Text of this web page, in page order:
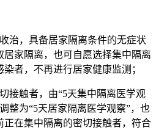
治，具备居家隔离条件的无症状
家隔离，也可自愿选择集中隔离
者，不再进行居家健康监测；
接触者，由“5天集中隔离医学观
整为“5天居家隔离医学观察”，也
在集中隔离的密切接触者，符合